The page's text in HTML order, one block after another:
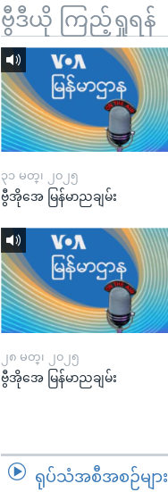
ဗွီဒီယို ကြည့်ရှုရန်
၃၁ မတ္၊ ၂၀၂၅
ဗွီအိုအေ မြန်မာညချမ်း
၂၈ မတ္၊ ၂၀၂၅
ဗွီအိုအေ မြန်မာညချမ်း
ရုပ်သံအစီအစဉ်များ